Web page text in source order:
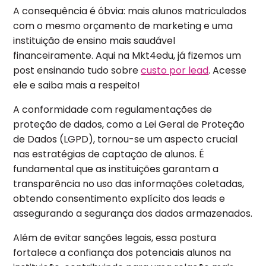
A consequência é óbvia: mais alunos matriculados
com o mesmo orçamento de marketing e uma
instituição de ensino mais saudável
financeiramente. Aqui na Mkt4edu, já fizemos um
post ensinando tudo sobrecusto por lead. Acesse
ele e saiba mais a respeito!
A conformidade com regulamentações de
proteção de dados, como a Lei Geral de Proteção
de Dados (LGPD), tornou-se um aspecto crucial
nas estratégias de captação de alunos. É
fundamental que as instituições garantam a
transparência no uso das informações coletadas,
obtendo consentimento explícito dos leads e
assegurando a segurança dos dados armazenados.
Além de evitar sanções legais, essa postura
fortalece a confiança dos potenciais alunos na